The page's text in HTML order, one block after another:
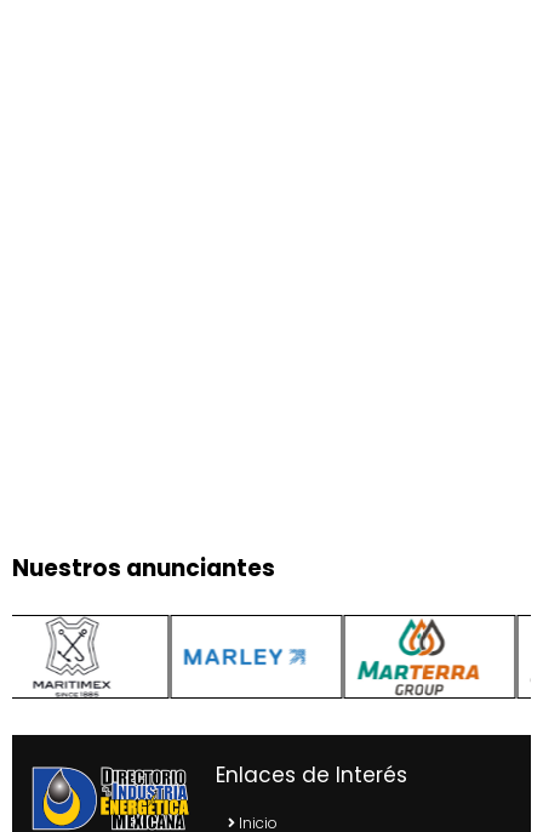
Nuestros anunciantes
Enlaces de Interés
Inicio